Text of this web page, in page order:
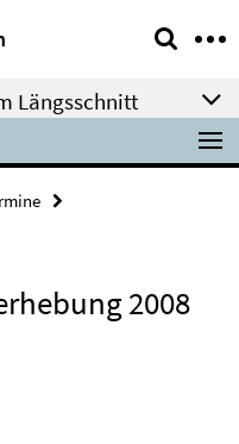
Längsschnitt
2008